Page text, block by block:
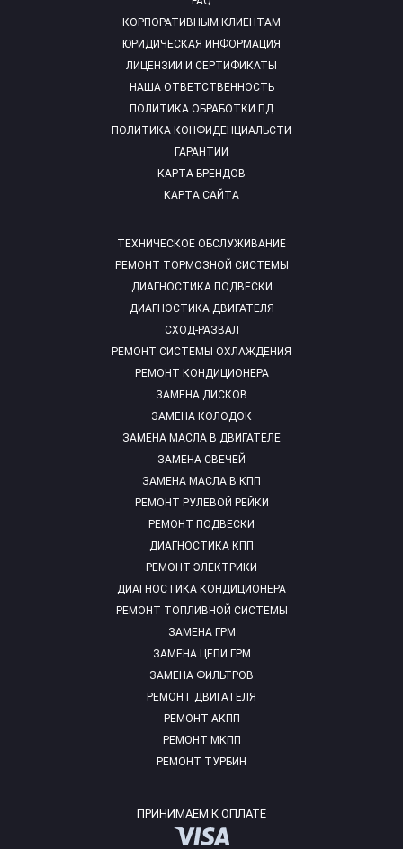
ТЕХНИЧЕСКОЕ ОБСЛУЖИВАНИЕ
РЕМОНТ ТОРМОЗНОЙ СИСТЕМЫ
ДИАГНОСТИКА ПОДВЕСКИ
ДИАГНОСТИКА ДВИГАТЕЛЯ
СХОД-РАЗВАЛ
РЕМОНТ СИСТЕМЫ ОХЛАЖДЕНИЯ
РЕМОНТ КОНДИЦИОНЕРА
ЗАМЕНА ДИСКОВ
ЗАМЕНА КОЛОДОК
ЗАМЕНА МАСЛА В ДВИГАТЕЛЕ
ЗАМЕНА СВЕЧЕЙ
ЗАМЕНА МАСЛА В КПП
РЕМОНТ РУЛЕВОЙ РЕЙКИ
РЕМОНТ ПОДВЕСКИ
ДИАГНОСТИКА КПП
РЕМОНТ ЭЛЕКТРИКИ
ДИАГНОСТИКА КОНДИЦИОНЕРА
РЕМОНТ ТОПЛИВНОЙ СИСТЕМЫ
ЗАМЕНА ГРМ
ЗАМЕНА ЦЕПИ ГРМ
ЗАМЕНА ФИЛЬТРОВ
РЕМОНТ ДВИГАТЕЛЯ
РЕМОНТ АКПП
РЕМОНТ МКПП
РЕМОНТ ТУРБИН
КОРПОРАТИВНЫМ КЛИЕНТАМ
ЮРИДИЧЕСКАЯ ИНФОРМАЦИЯ
ЛИЦЕНЗИИ И СЕРТИФИКАТЫ
НАША ОТВЕТСТВЕННОСТЬ
ПОЛИТИКА ОБРАБОТКИ ПД
ПОЛИТИКА КОНФИДЕНЦИАЛЬСТИ
ГАРАНТИИ
КАРТА БРЕНДОВ
КАРТА САЙТА
ПРИНИМАЕМ К ОПЛАТЕ